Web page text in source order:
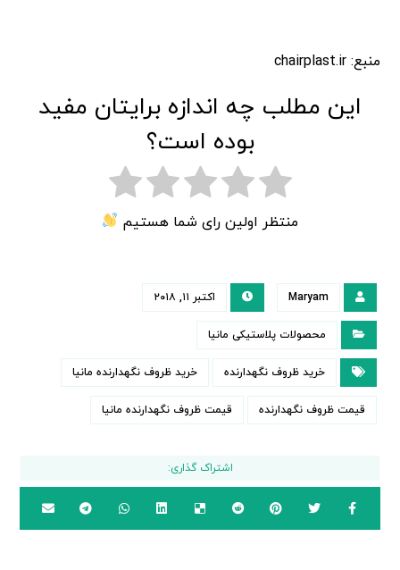
منبع: chairplast.ir
این مطلب چه اندازه برایتان مفید
بوده است؟
منتظر اولین رای شما هستیم
Maryam اکتبر ۱۱, ۲۰۱۸
محصولات پلاستیکی مانیا
خرید ظروف نگهدارنده خرید ظروف نگهدارنده مانیا
قیمت ظروف نگهدارنده قیمت ظروف نگهدارنده مانیا